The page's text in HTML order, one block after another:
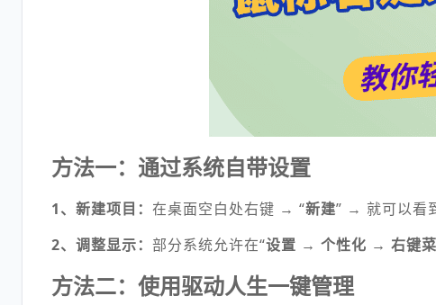
方法一：通过系统自带设置
1、新建项目： 在桌面空白处右键 → “新建” → 就可以看
2、调整显示： 部分系统允许在“设置 → 个性化 → 右键
方法二：使用驱动人生一键管理